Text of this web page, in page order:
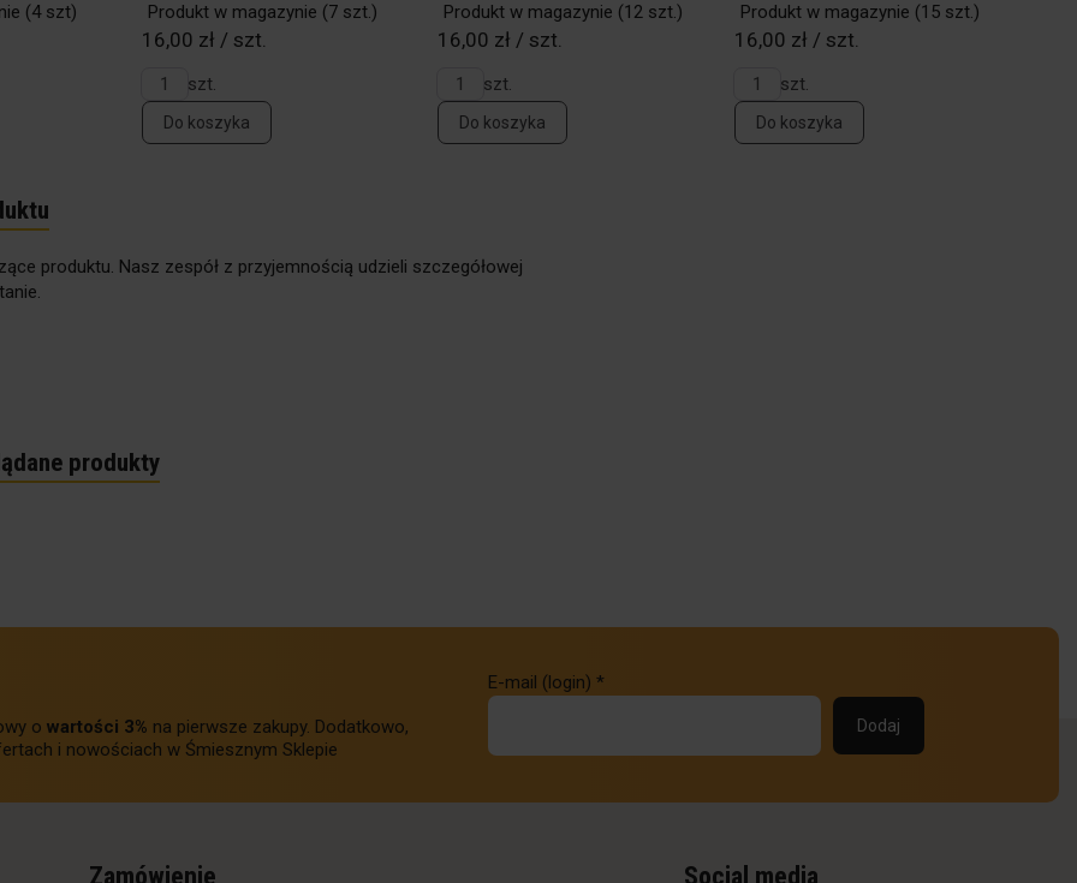
(4 szt) Produkt w magazynie (7 szt.)
16,00 zł / szt.
szt.
Do koszyka
Produkt w magazynie (12 szt.)
16,00 zł / szt.
szt.
Do koszyka
Produkt w magazynie (15 szt.)
16,00 zł / szt.
szt.
Do koszyka
produktu. Nasz zespół z przyjemnością udzieli szczegółowej
produkty
o wartości 3% na pierwsze zakupy. Dodatkowo,
i nowościach w Śmiesznym Sklepie
E-mail (login) *
Zamówienie Social media